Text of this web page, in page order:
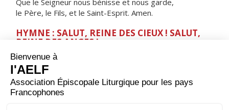
Que le Seigneur nous bénisse et nous garde,
le Père, le Fils, et le Saint-Esprit. Amen.
HYMNE : SALUT, REINE DES CIEUX ! SALUT,
REINE DES ANGES !
Salut, Reine des cieux ! Salut, Reine des anges !
Salut, Tige féconde ! Salut, Porte du ciel !
Par toi, la lumière s'est levée sur le monde.
Réjouis-toi, Vierge glorieuse,